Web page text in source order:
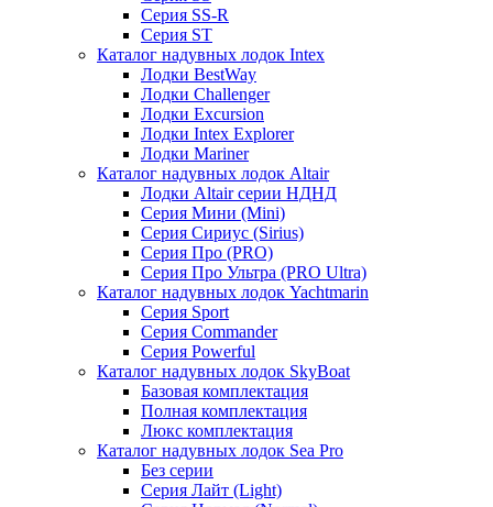
Серия SS-R
Серия ST
Каталог надувных лодок Intex
Лодки BestWay
Лодки Challenger
Лодки Excursion
Лодки Intex Explorer
Лодки Mariner
Каталог надувных лодок Altair
Лодки Altair серии НДНД
Серия Мини (Mini)
Серия Сириус (Sirius)
Серия Про (PRO)
Серия Про Ультра (PRO Ultra)
Каталог надувных лодок Yachtmarin
Серия Sport
Серия Commander
Серия Powerful
Каталог надувных лодок SkyBoat
Базовая комплектация
Полная комплектация
Люкс комплектация
Каталог надувных лодок Sea Pro
Без серии
Серия Лайт (Light)